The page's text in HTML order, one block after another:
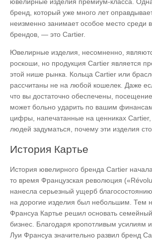
бренд, который уже много лет
неизменно занимает особое место среди
брендов, — это Cartier.
Ювелирные изделия, несомненно,
роскоши, но продукция Cartier является
этой нише рынка. Кольца Cartier или
рассчитаны не на любой кошелек. Даже
что вы достаточно обеспечены,
может больно ударить по вашим
цифры, напечатанные на ценниках Cartier,
людей задуматься, почему эти изделия
История Картье
История ювелирного бренда Cartier
то время Французская революция
нанесла серьезный ущерб
на дорогие изделия был небольшим. Тем
Франсуа Картье решил основать
бизнес. Благодаря кропотливым усилиям
Луи Франсуа значительно развил бренд